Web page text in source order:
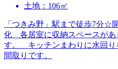
土地：106㎡
「つきみ野」駅まで徒歩7分☆
化 各居室に収納スペースがあ
す。 キッチンまわりに水回り
間取りです。